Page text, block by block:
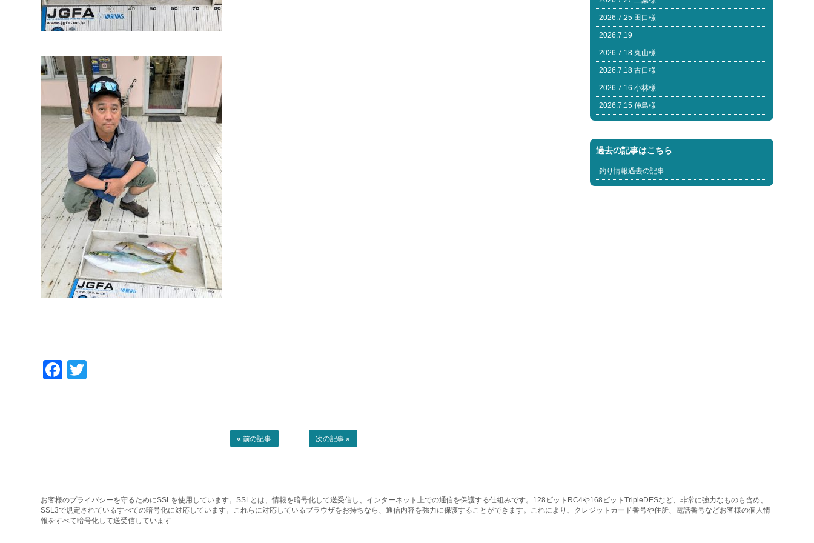
Facebook
« 前の記事 次の記事 »
2026.7.25 田口様
2026.7.19
2026.7.18 丸山様
2026.7.18 古口様
2026.7.16 小林様
2026.7.15 仲島様
過去の記事はこちら
釣り情報過去の記事
お客様のプライバシーを守るためにSSLを使用しています。SSLとは、情報を暗号化して送受信し、インターネット上での通信を保護する仕組みです。128ビットRC4や168ビットTripleDESなど、非常に強力なものも含め、
SSL3で規定されているすべての暗号化に対応しています。これらに対応しているブラウザをお持ちなら、通信内容を強力に保護することができます。これにより、クレジットカード番号や住所、電話番号などお客様の個人情
報をすべて暗号化して送受信しています